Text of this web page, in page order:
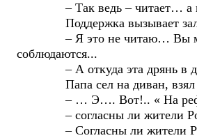
– Так ведь – читает… а не
Поддержка вызывает залп
– Я это не читаю… Вы мне
соблюдаются...
– А откуда эта дрянь в
Папа сел на диван, взял
– … Э…. Вот!.. « На
– согласны ли жители
– Согласны ли жители